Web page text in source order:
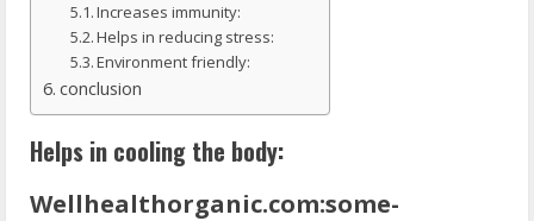
Increases immunity:
Helps in reducing stress:
Environment friendly:
conclusion
Helps in cooling the body:
Wellhealthorganic.com:some-